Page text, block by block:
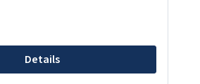
von Prototyping und
bis zu
und Sicherheitsfragen•
Toolkit mit
Details